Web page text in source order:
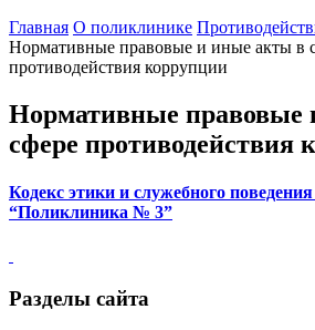
Главная О поликлинике
Нормативные правовые и иные акты в
противодействия коррупции
Нормативные правовые
сфере противодействия
Кодекс этики и служебного
“Поликлиника № 3”
Разделы сайта